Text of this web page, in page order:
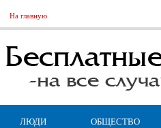
На главную
ЛЮДИ ОБЩЕСТВО